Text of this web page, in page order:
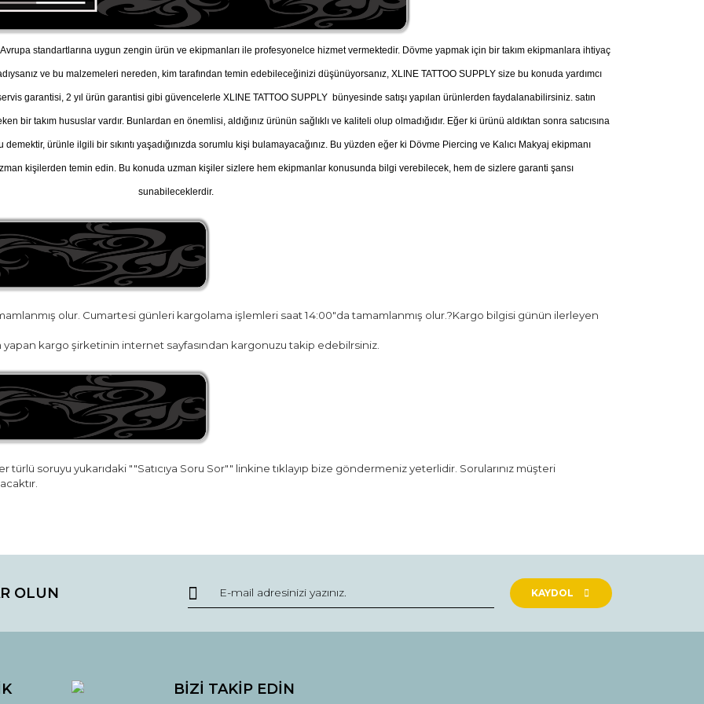
standartlarına uygun zengin ürün ve ekipmanları ile profesyonelce hizmet vermektedir. Dövme yapmak için bir takım ekipmanlara ihtiyaç
ve bu malzemeleri nereden, kim tarafından temin edebileceğinizi düşünüyorsanız, XLINE TATTOO SUPPLY size bu konuda yardımcı
garantisi, 2 yıl ürün garantisi gibi güvencelerle XLINE TATTOO SUPPLY bünyesinde satışı yapılan ürünlerden faydalanabilirsiniz. satın
bir takım hususlar vardır. Bunlardan en önemlisi, aldığınız ürünün sağlıklı ve kaliteli olup olmadığıdır. Eğer ki ürünü aldıktan sonra satıcısına
ürünle ilgili bir sıkıntı yaşadığınızda sorumlu kişi bulamayacağınız. Bu yüzden eğer ki Dövme Piercing ve Kalıcı Makyaj ekipmanı
kişilerden temin edin. Bu konuda uzman kişiler sizlere hem ekipmanlar konusunda bilgi verebilecek, hem de sizlere garanti şansı
sunabileceklerdir.
olur. Cumartesi günleri kargolama işlemleri saat 14:00"da tamamlanmış olur.?Kargo bilgisi günün ilerleyen
kargo şirketinin internet sayfasından kargonuzu takip edebilrsiniz.
türlü soruyu yukarıdaki ""Satıcıya Soru Sor"" linkine tıklayıp bize göndermeniz yeterlidir. Sorularınız müşteri
Yorum Yaz
OLUN KAYDOL
BİZİ TAKİP EDİN